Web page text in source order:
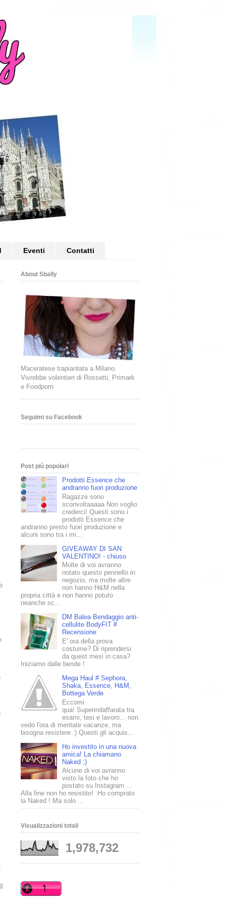
Eventi Contatti
About Sbally
Maceratese trapiantata a Milano.
Vivrebbe volentieri di Rossetti, Primark
e Foodporn
Seguimi su Facebook
Post più popolari
Prodotti Essence che
andranno fuori produzione
Ragazze sono
sconvoltaaaaa Non voglio
crederci! Questi sono i
prodotti Essence che
andranno presto fuori produzione e
alcuni sono tra i mi...
GIVEAWAY DI SAN
VALENTINO! - chiuso
Molte di voi avranno
notato questo pennello in
negozio, ma molte altre
non hanno H&M nella
propria città e non hanno potuto
neanche sc...
DM Balea Bendaggio anti-
cellulite BodyFIT #
Recensione
E' ora della prova
costume? Di riprendersi
da quest mesi in casa?
Iniziamo dalle bende !
Mega Haul # Sephora,
Shaka, Essence, H&M,
Bottega Verde
Eccomi
qua! Superindaffarata tra
esami, tesi e lavoro... non
vedo l'ora di meritate vacanze, ma
bisogna resistere :) Questi gli acquis...
Ho investito in una nuova
amica! La chiamano
Naked ;)
Alcune di voi avranno
visto la foto che ho
postato su Instagram ...
Alla fine non ho resistito! Ho comprato
la Naked ! Ma solo ...
Visualizzazioni totali
1,978,732